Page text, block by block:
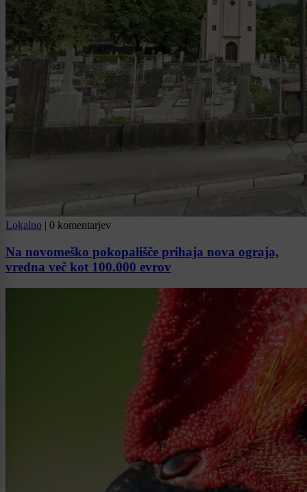
Lokalno | 0 komentarjev
Na novomeško pokopališče prihaja nova ograja,
vredna več kot 100.000 evrov